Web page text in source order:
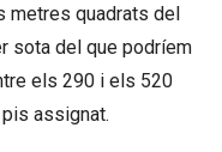
metres quadrats del
sota del que podríem
els 290 i els 520
assignat.